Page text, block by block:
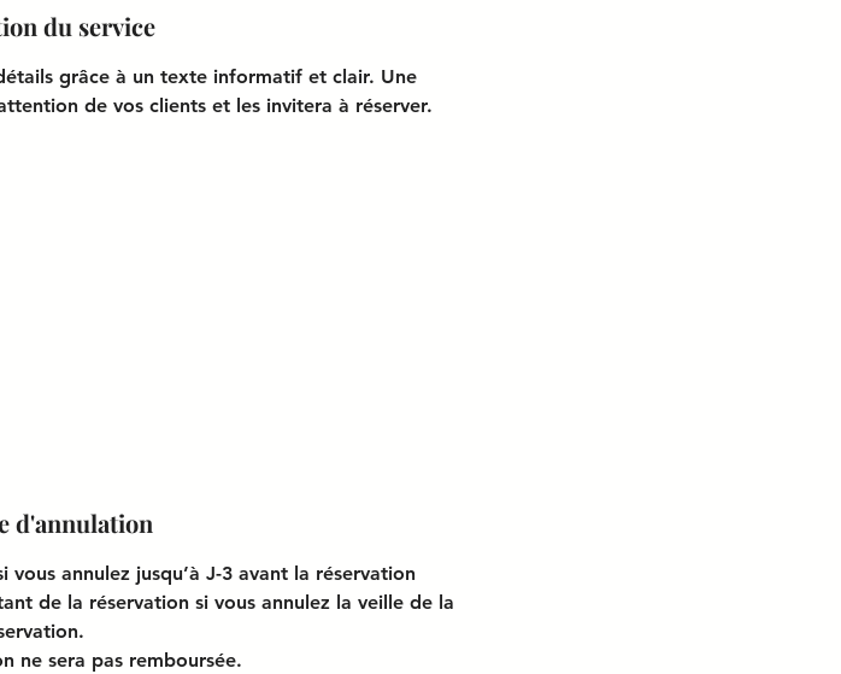
du service
grâce à un texte informatif et clair. Une
de vos clients et les invitera à réserver.
d'annulation
annulez jusqu’à J-3 avant la réservation
de la réservation si vous annulez la veille de la
ne sera pas remboursée.